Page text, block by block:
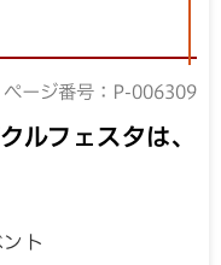
ページ番号：P-006309
ルフェスタは、
ト